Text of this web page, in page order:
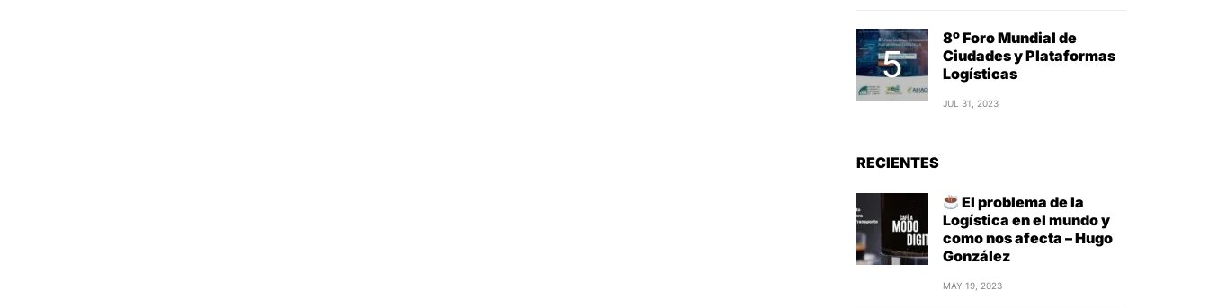
8º Foro Mundial de
Ciudades y Plataformas
Logísticas
JUL 31, 2023
RECIENTES
El problema de la
Logística en el mundo y
como nos afecta – Hugo
González
MAY 19, 2023